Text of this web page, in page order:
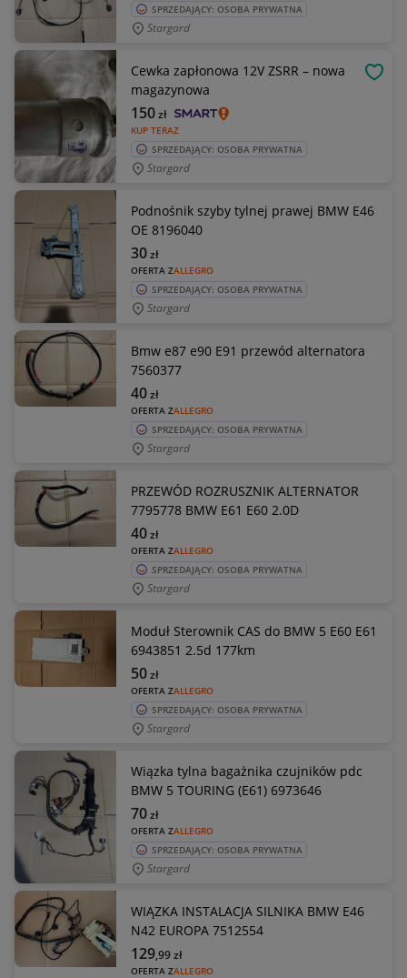
SPRZEDAJĄCY: OSOBA PRYWATNA
Stargard
Cewka zapłonowa 12V ZSRR – nowa
magazynowa
KUP TERAZ
150zł
SPRZEDAJĄCY: OSOBA PRYWATNA
Stargard
Podnośnik szyby tylnej prawej BMW E46
OE 8196040
OFERTA ZALLEGRO
30zł
SPRZEDAJĄCY: OSOBA PRYWATNA
Stargard
Bmw e87 e90 E91 przewód alternatora
7560377
OFERTA ZALLEGRO
40zł
SPRZEDAJĄCY: OSOBA PRYWATNA
Stargard
PRZEWÓD ROZRUSZNIK ALTERNATOR
7795778 BMW E61 E60 2.0D
OFERTA ZALLEGRO
40zł
SPRZEDAJĄCY: OSOBA PRYWATNA
Stargard
Moduł Sterownik CAS do BMW 5 E60 E61
6943851 2.5d 177km
OFERTA ZALLEGRO
50zł
SPRZEDAJĄCY: OSOBA PRYWATNA
Stargard
Wiązka tylna bagażnika czujników pdc
BMW 5 TOURING (E61) 6973646
OFERTA ZALLEGRO
70zł
SPRZEDAJĄCY: OSOBA PRYWATNA
Stargard
WIĄZKA INSTALACJA SILNIKA BMW E46
N42 EUROPA 7512554
OFERTA ZALLEGRO
129,99zł